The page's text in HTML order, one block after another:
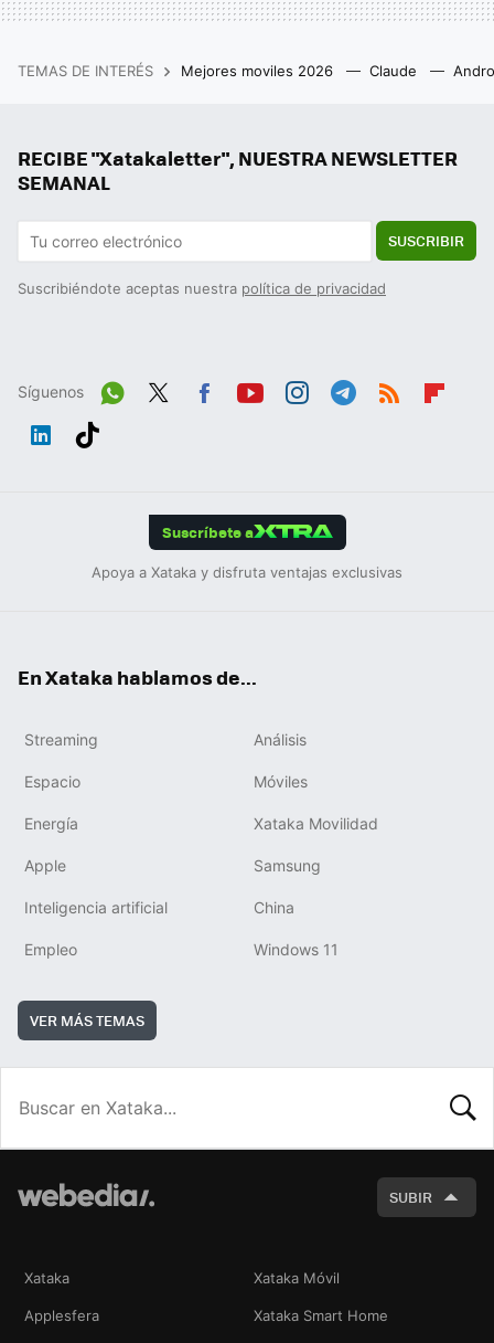
TEMAS DE INTERÉS Mejores moviles 2026 Claude
RECIBE "Xatakaletter", NUESTRA NEWSLETTER
SEMANAL
SUSCRIBIR
Suscribiéndote aceptas nuestra política de privacidad
Síguenos
Wh
Suscríbete a
Apoya a Xataka y disfruta ventajas exclusivas
En Xataka hablamos de...
Streaming Análisis
Espacio Móviles
Energía Xataka Movilidad
Apple Samsung
Inteligencia artificial China
Empleo Windows 11
VER MÁS TEMAS
SUBIR
Xataka Xataka Móvil
Applesfera Xataka Smart Home